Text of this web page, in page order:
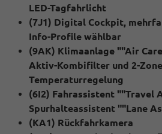
LED-Tagfahrlicht
(7J1) Digital Cockpit,
Info-Profile wählbar
(9AK) Klimaanlage ""Air
Aktiv-Kombifilter und 2-
Temperaturregelung
(6I2) Fahrassistent ""Travel
Spurhalteassistent ""Lane
(KA1) Rückfahrkamera